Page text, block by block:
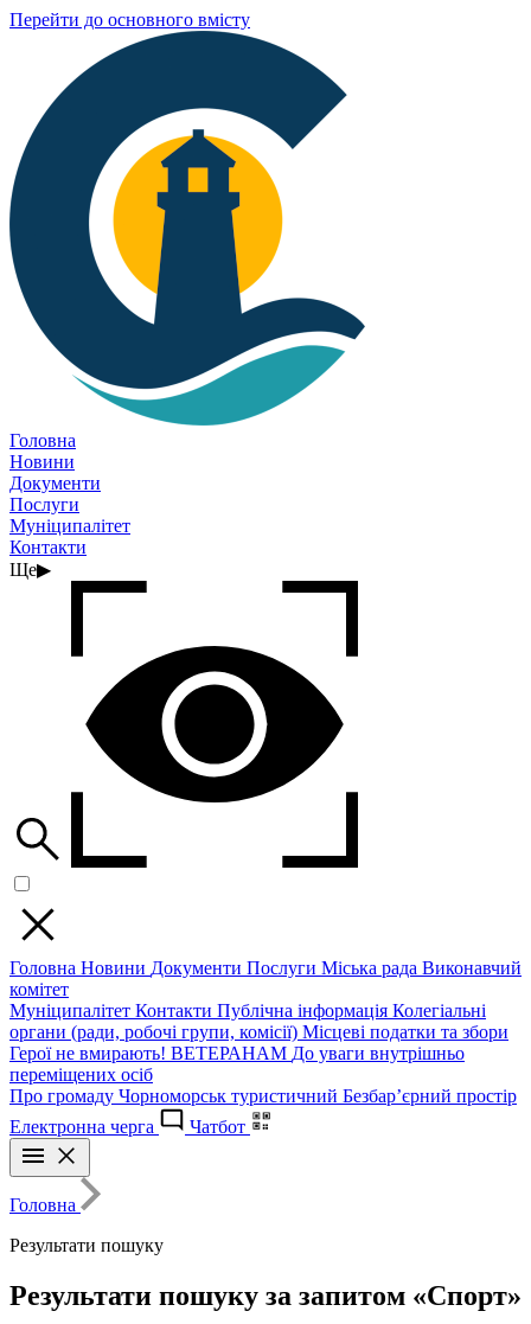
Перейти до основного вмісту
Головна
Новини
Документи
Послуги
Муніципалітет
Контакти
Ще▶
Головна Новини Документи Послуги Міська рада Виконавчий
комітет
Муніципалітет Контакти Публічна інформація Колегіальні
органи (ради, робочі групи, комісії) Місцеві податки та збори
Герої не вмирають! ВЕТЕРАНАМ До уваги внутрішньо
переміщених осіб
Про громаду Чорноморськ туристичний Безбар’єрний простір
Електронна черга
Чатбот
Головна
Результати пошуку
Результати пошуку за запитом «Спорт»